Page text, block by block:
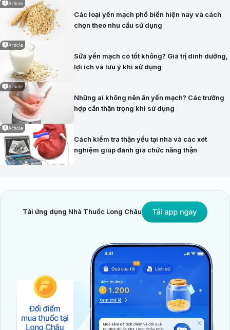
Article
Các loại yến mạch phổ biến hiện nay và cách
chọn theo nhu cầu sử dụng
Article
Sữa yến mạch có tốt không? Giá trị dinh dưỡng,
lợi ích và lưu ý khi sử dụng
Article
Những ai không nên ăn yến mạch? Các trường
hợp cần thận trọng khi sử dụng
Article
Cách kiểm tra thận yếu tại nhà và các xét
nghiệm giúp đánh giá chức năng thận
Tải ứng dụng Nhà Thuốc Long Châu